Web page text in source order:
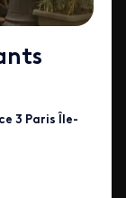
3 Paris Île-